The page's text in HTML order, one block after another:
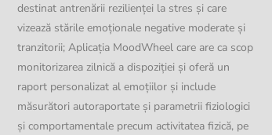
destinat antrenării rezilienței la stres și care
vizează stările emoționale negative moderate și
tranzitorii; Aplicația MoodWheel care are ca scop
monitorizarea zilnică a dispoziției și oferă un
raport personalizat al emoțiilor și include
măsurători autoraportate și parametrii fiziologici
și comportamentale precum activitatea fizică, pe